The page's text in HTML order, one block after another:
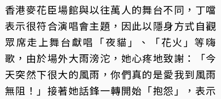
香港麥花臣場館與以往萬人的舞台不同，丁噹
表示很符合演唱會主題，因此以隱身方式自觀
眾席走上舞台獻唱「夜貓」、「花火」等嗨
歌，由於場外大雨滂沱，她心疼地致謝：「今
天突然下很大的風雨，你們真的是愛我到風雨
無阻！」接著她話鋒一轉開始「抱怨」，表示